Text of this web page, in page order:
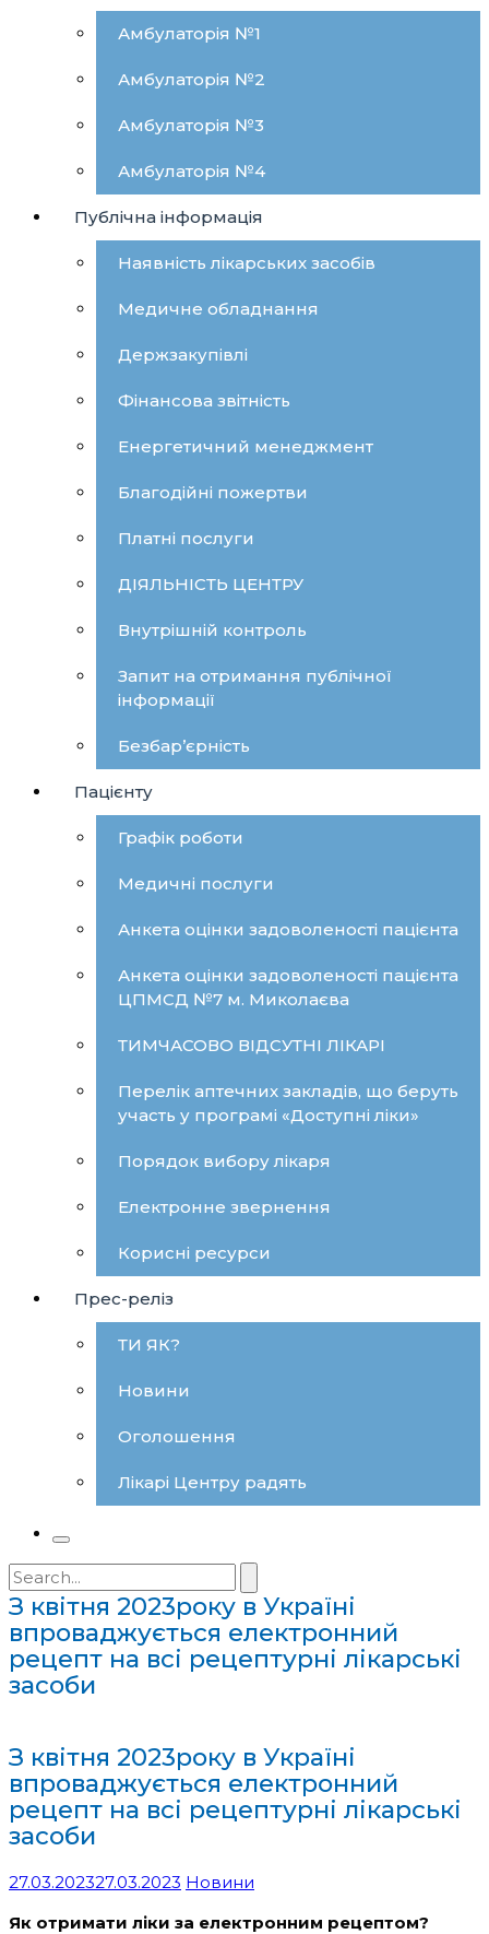
Амбулаторія №1
Амбулаторія №2
Амбулаторія №3
Амбулаторія №4
Публічна інформація
Наявність лікарських засобів
Медичне обладнання
Держзакупівлі
Фінансова звітність
Енергетичний менеджмент
Благодійні пожертви
Платні послуги
ДІЯЛЬНІСТЬ ЦЕНТРУ
Внутрішній контроль
Запит на отримання публічної
інформації
Безбар’єрність
Пацієнту
Графік роботи
Медичні послуги
Анкета оцінки задоволеності пацієнта
Анкета оцінки задоволеності пацієнта
ЦПМСД №7 м. Миколаєва
ТИМЧАСОВО ВІДСУТНІ ЛІКАРІ
Перелік аптечних закладів, що беруть
участь у програмі «Доступні ліки»
Порядок вибору лікаря
Електронне звернення
Корисні ресурси
Прес-реліз
ТИ ЯК?
Новини
Оголошення
Лікарі Центру радять
Search
for:
З квітня 2023року в Україні
впроваджується електронний
рецепт на всі рецептурні лікарські
засоби
З квітня 2023року в Україні
впроваджується електронний
рецепт на всі рецептурні лікарські
засоби
27.03.202327.03.2023 Новини
Як отримати ліки за електронним рецептом?